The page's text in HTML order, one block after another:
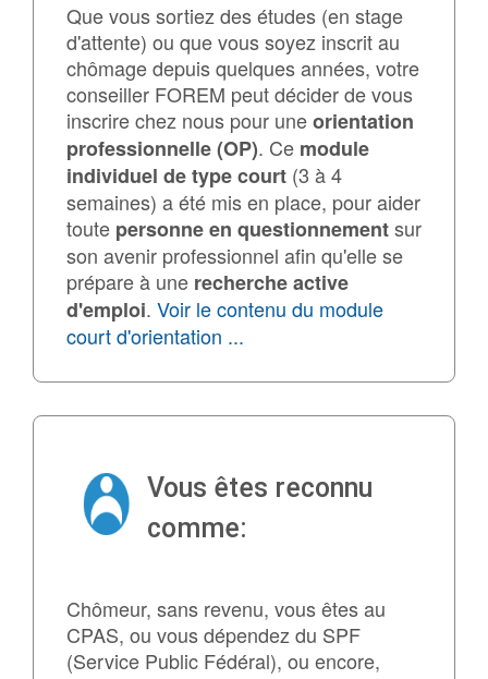
Que vous sortiez des études (en stage
d'attente) ou que vous soyez inscrit au
chômage depuis quelques années, votre
conseiller FOREM peut décider de vous
inscrire chez nous pour uneorientation
professionnelle (OP). Ce module
individuel de type court (3 à 4
semaines) a été mis en place, pour aider
toute personne en questionnementsur
son avenir professionnel afin qu'elle se
prépare à une recherche active
d'emploi. Voir le contenu du module
court d'orientation ...
Vous êtes reconnu
comme:
Chômeur, sans revenu, vous êtes au
CPAS, ou vous dépendez du SPF
(Service Public Fédéral), ou encore,